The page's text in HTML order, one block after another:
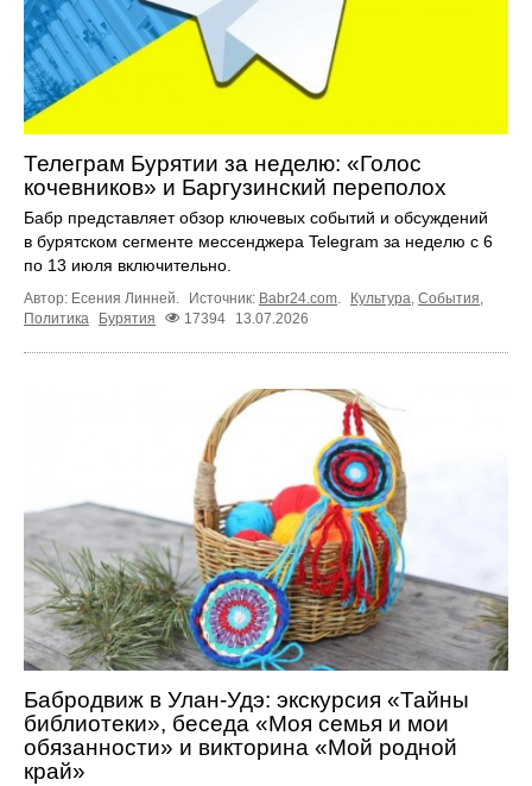
Телеграм Бурятии за неделю: «Голос
кочевников» и Баргузинский переполох
Бабр представляет обзор ключевых событий и обсуждений
в бурятском сегменте мессенджера Telegram за неделю с 6
по 13 июля включительно.
Автор: Есения Линней. Источник: Babr24.com. Культура, События,
Политика
Бурятия 17394 13.07.2026
Бабродвиж в Улан-Удэ: экскурсия «Тайны
библиотеки», беседа «Моя семья и мои
обязанности» и викторина «Мой родной
край»